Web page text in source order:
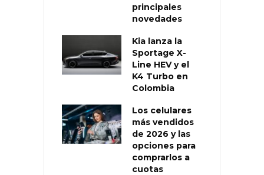
principales
novedades
Kia lanza la
Sportage X-
Line HEV y el
K4 Turbo en
Colombia
Los celulares
más vendidos
de 2026 y las
opciones para
comprarlos a
cuotas